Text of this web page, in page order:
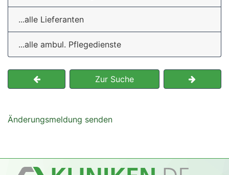
...alle Lieferanten
...alle ambul. Pflegedienste
Zur Suche
Änderungsmeldung senden